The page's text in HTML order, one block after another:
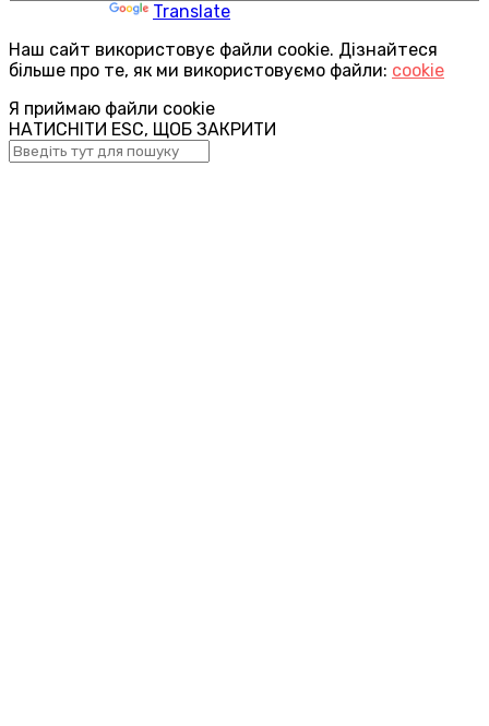
Translate
Наш сайт використовує файли cookie. Дізнайтеся
більше про те, як ми використовуємо файли: cookie
Я приймаю файли cookie
НАТИСНІТИ ESC, ЩОБ ЗАКРИТИ